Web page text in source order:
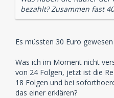
bezahlt? Zusammen fast
Es müssten 30 Euro gewesen
Was ich im Moment nicht
von 24 Folgen, jetzt ist die
18 Folgen und bei
das einer erklären?